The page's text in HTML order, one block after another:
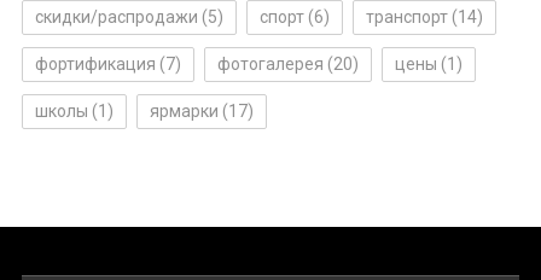
скидки/распродажи (5) спорт(6) транспорт(14)
фортификация (7) фотогалерея (20) цены (1)
школы (1) ярмарки (17)